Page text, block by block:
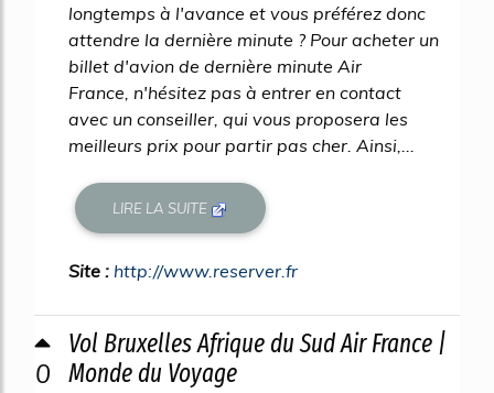
longtemps à l'avance et vous préférez donc
attendre la dernière minute ? Pour acheter un
billet d'avion de dernière minute Air
France, n'hésitez pas à entrer en contact
avec un conseiller, qui vous proposera les
meilleurs prix pour partir pas cher. Ainsi,...
LIRE LA SUITE
Site : http://www.reserver.fr
0
Vol Bruxelles Afrique du Sud Air France |
Monde du Voyage